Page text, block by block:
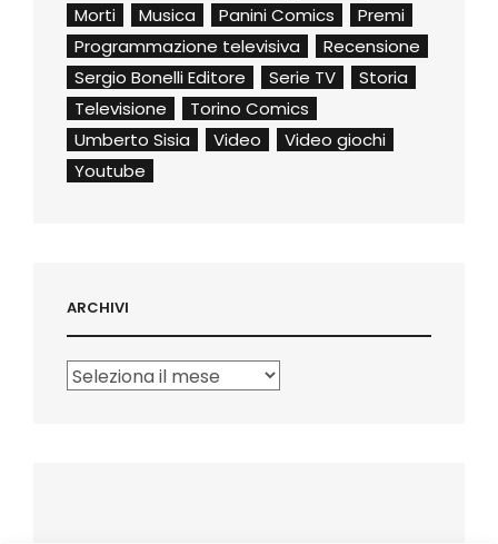
Morti
Musica Panini Comics
Premi
Programmazione televisiva
Recensione
Sergio Bonelli Editore
Serie TV
Storia
Televisione
Torino Comics
Umberto Sisia
Video
Video giochi
Youtube
ARCHIVI
Archivi